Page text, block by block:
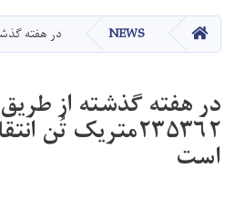
دانګل
کور NEWS در هفته گذشته از طریق خط
در هفته گذشته از
۲۳۵۳۶۲متریک تُن
است